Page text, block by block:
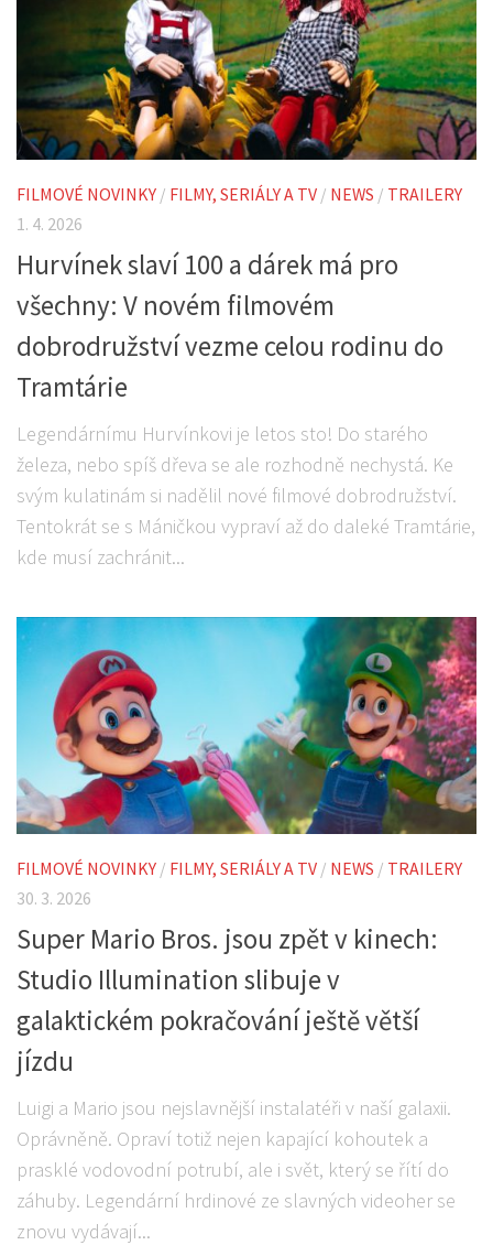
FILMOVÉ NOVINKY / FILMY, SERIÁLY A TV / NEWS / TRAILERY
1. 4. 2026
Hurvínek slaví 100 a dárek má pro
všechny: V novém filmovém
dobrodružství vezme celou rodinu do
Tramtárie
Legendárnímu Hurvínkovi je letos sto! Do starého
železa, nebo spíš dřeva se ale rozhodně nechystá. Ke
svým kulatinám si nadělil nové filmové dobrodružství.
Tentokrát se s Máničkou vypraví až do daleké Tramtárie,
kde musí zachránit...
FILMOVÉ NOVINKY / FILMY, SERIÁLY A TV / NEWS / TRAILERY
30. 3. 2026
Super Mario Bros. jsou zpět v kinech:
Studio Illumination slibuje v
galaktickém pokračování ještě větší
jízdu
Luigi a Mario jsou nejslavnější instalatéři v naší galaxii.
Oprávněně. Opraví totiž nejen kapající kohoutek a
prasklé vodovodní potrubí, ale i svět, který se řítí do
záhuby. Legendární hrdinové ze slavných videoher se
znovu vydávají...